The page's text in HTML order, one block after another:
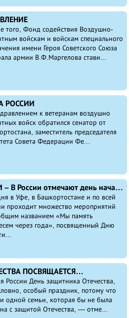
того, Фонд содействия Воздушно-
войскам и войскам специального
имени Героя Советского Союза
армии В.Ф.Маргелова стави...
РОССИИ
к ветеранам воздушно
войск обратился сенатор от
заместитель председателя
Совета Федерации Фе...
ДЕНЬ ПАМЯТИ И СКОРБИ – В России отмечают день начала Великой Отечественной войны
в Уфе, в Башкортостане и по всей
проходит множество мероприятий
названием «Мы память
через года», посвященный Дню
ПОСВЯЩАЕТСЯ…
России День защитника Отечества,
особый праздник, потому что
одной семьи, которая бы не была
с защитой Отечества, — отме...